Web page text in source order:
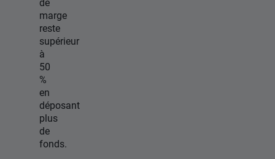
marge
reste
supérieur
à
50
%
en
déposant
plus
de
fonds.